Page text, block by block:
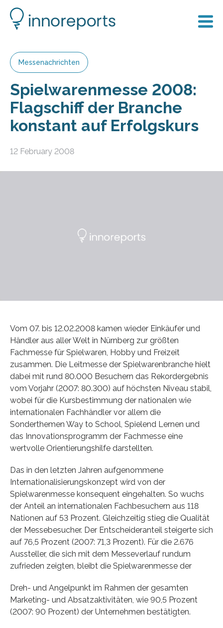
Messenachrichten
Spielwarenmesse 2008:
Flagschiff der Branche
konstant auf Erfolgskurs
12 February 2008
Vom 07. bis 12.02.2008 kamen wieder Einkäufer und
Händler aus aller Welt in Nürnberg zur größten
Fachmesse für Spielwaren, Hobby und Freizeit
zusammen. Die Leitmesse der Spielwarenbranche hielt
dabei mit rund 80.000 Besuchern das Rekordergebnis
vom Vorjahr (2007: 80.300) auf höchsten Niveau stabil,
wobei für die Kursbestimmung der nationalen wie
internationalen Fachhändler vor allem die
Sonderthemen Way to School, Spielend Lernen und
das Innovationsprogramm der Fachmesse eine
wertvolle Orientierungshilfe darstellten.
Das in den letzten Jahren aufgenommene
Internationalisierungskonzept wird von der
Spielwarenmesse konsequent eingehalten. So wuchs
der Anteil an internationalen Fachbesuchern aus 118
Nationen auf 53 Prozent. Gleichzeitig stieg die Qualität
der Messebesucher. Der Entscheideranteil steigerte sich
auf 76,5 Prozent (2007: 71,3 Prozent). Für die 2.676
Aussteller, die sich mit dem Messeverlauf rundum
zufrieden zeigten, bleibt die Spielwarenmesse der
Dreh- und Angelpunkt im Rahmen der gesamten
Marketing- und Absatzaktivitäten, wie 90,5 Prozent
(2007: 90 Prozent) der Unternehmen bestätigten.